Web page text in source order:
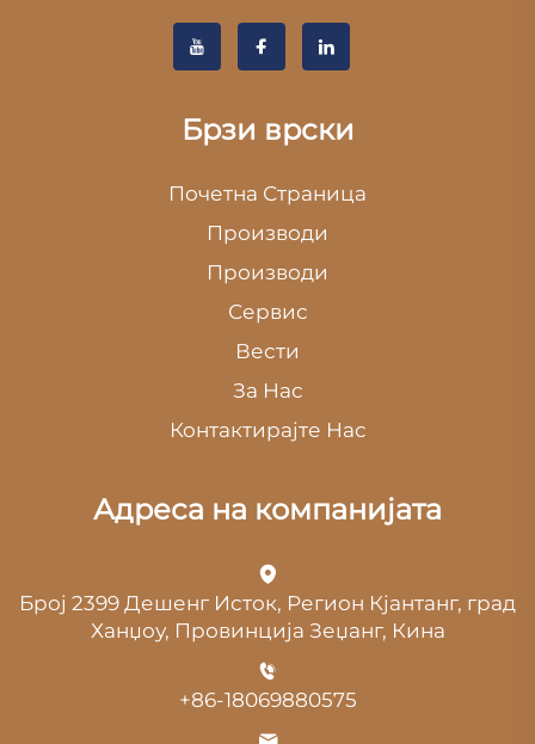
Брзи врски
Почетна Страница
Производи
Производи
Сервис
Вести
За Нас
Контактирајте Нас
Адреса на компанијата
Број 2399 Дешенг Исток, Регион Кјантанг, град
Ханџоу, Провинција Зеџанг, Кина
+86-18069880575